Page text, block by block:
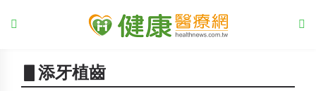
▋添牙植齒